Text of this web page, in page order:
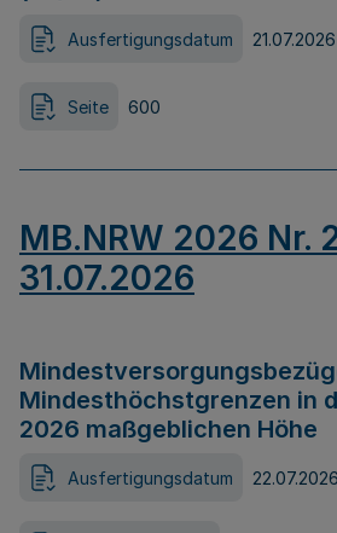
Ausfertigungsdatum 21.07.2026
Seite 600
MB.NRW 2026 Nr.
31.07.2026
Mindesthöchstgrenzen in
2026 maßgeblichen Höhe
Ausfertigungsdatum 22.07.2026